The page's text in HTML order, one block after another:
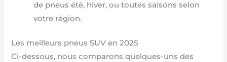
de pneus été, hiver, ou toutes saisons selon
votre région.
Les meilleurs pneus SUV en 2025
Ci-dessous, nous comparons quelques-uns des